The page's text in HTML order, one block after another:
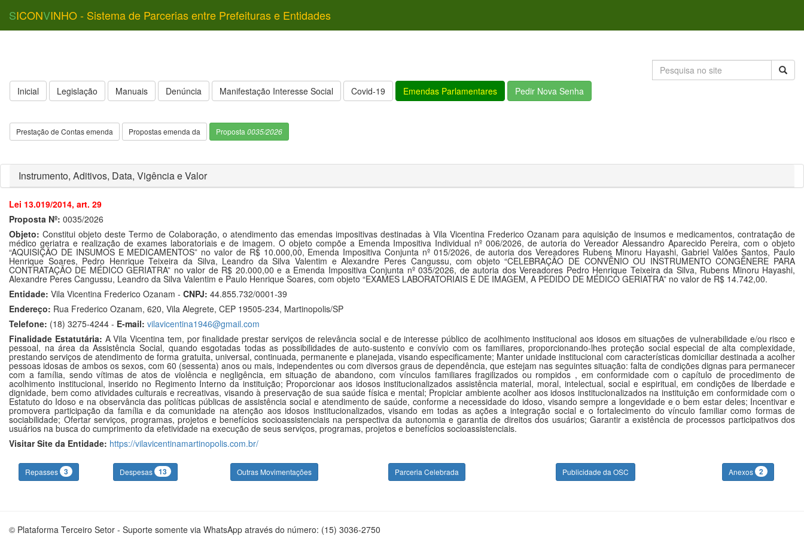
SICONVINHO - Sistema de Parcerias entre Prefeituras e Entidades
Inicial Legislação Manuais Denúncia Manifestação Interesse Social Covid-19 Emendas Parlamentares Pedir Nova Senha
Prestação de Contas emenda Propostas emenda da Proposta 0035/2026
Instrumento, Aditivos, Data, Vigência e Valor
Lei 13.019/2014, art. 29
Proposta Nº: 0035/2026
Objeto: Constitui objeto deste Termo de Colaboração, o atendimento das emendas impositivas destinadas à Vila Vicentina Frederico Ozanam para aquisição de insumos e medicamentos, contratação de
médico geriatra e realização de exames laboratoriais e de imagem. O objeto compõe a Emenda Impositiva Individual nº 006/2026, de autoria do Vereador Alessandro Aparecido Pereira, com o objeto
“AQUISIÇÃO DE INSUMOS E MEDICAMENTOS” no valor de R$ 10.000,00, Emenda Impositiva Conjunta nº 015/2026, de autoria dos Vereadores Rubens Minoru Hayashi, Gabriel Valões Santos, Paulo
Henrique Soares, Pedro Henrique Teixeira da Silva, Leandro da Silva Valentim e Alexandre Peres Cangussu, com objeto “CELEBRAÇÃO DE CONVÊNIO OU INSTRUMENTO CONGÊNERE PARA
CONTRATAÇÃO DE MÉDICO GERIATRA” no valor de R$ 20.000,00 e a Emenda Impositiva Conjunta nº 035/2026, de autoria dos Vereadores Pedro Henrique Teixeira da Silva, Rubens Minoru Hayashi,
Alexandre Peres Cangussu, Leandro da Silva Valentim e Paulo Henrique Soares, com objeto “EXAMES LABORATORIAIS E DE IMAGEM, A PEDIDO DE MÉDICO GERIATRA” no valor de R$ 14.742,00.
Entidade: Vila Vicentina Frederico Ozanam - CNPJ: 44.855.732/0001-39
Endereço: Rua Frederico Ozanam, 620, Vila Alegrete, CEP 19505-234, Martinopolis/SP
Telefone: (18) 3275-4244 - E-mail: vilavicentina1946@gmail.com
Finalidade Estatutária: A Vila Vicentina tem, por finalidade prestar serviços de relevância social e de interesse público de acolhimento institucional aos idosos em situações de vulnerabilidade e/ou risco e
pessoal, na área da Assistência Social, quando esgotadas todas as possibilidades de auto-sustento e convívio com os familiares, proporcionando-lhes proteção social especial de alta complexidade,
prestando serviços de atendimento de forma gratuita, universal, continuada, permanente e planejada, visando especificamente; Manter unidade institucional com características domiciliar destinada a acolher
pessoas idosas de ambos os sexos, com 60 (sessenta) anos ou mais, independentes ou com diversos graus de dependência, que estejam nas seguintes situação: falta de condições dignas para permanecer
com a família, sendo vítimas de atos de violência e negligência, em situação de abandono, com vínculos familiares fragilizados ou rompidos , em conformidade com o capítulo de procedimento de
acolhimento institucional, inserido no Regimento Interno da instituição; Proporcionar aos idosos institucionalizados assistência material, moral, intelectual, social e espiritual, em condições de liberdade e
dignidade, bem como atividades culturais e recreativas, visando à preservação de sua saúde física e mental; Propiciar ambiente acolher aos idosos institucionalizados na instituição em conformidade com o
Estatuto do Idoso e na observância das políticas públicas de assistência social e atendimento de saúde, conforme a necessidade do idoso, visando sempre a longevidade e o bem estar deles; Incentivar e
promovera participação da família e da comunidade na atenção aos idosos institucionalizados, visando em todas as ações a integração social e o fortalecimento do vínculo familiar como formas de
sociabilidade; Ofertar serviços, programas, projetos e benefícios socioassistenciais na perspectiva da autonomia e garantia de direitos dos usuários; Garantir a existência de processos participativos dos
usuários na busca do cumprimento da efetividade na execução de seus serviços, programas, projetos e benefícios socioassistenciais.
Visitar Site da Entidade: https://vilavicentinamartinopolis.com.br/
Repasses 3 Despesas 13 Outras Movimentações Parceria Celebrada Publicidade da OSC Anexos 2
© Plataforma Terceiro Setor - Suporte somente via WhatsApp através do número: (15) 3036-2750